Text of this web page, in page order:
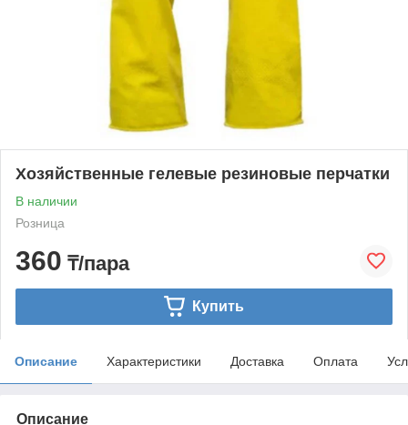
Хозяйственные гелевые резиновые перчатки
В наличии
Розница
360 ₸/пара
Купить
Описание Характеристики Доставка Оплата
Описание